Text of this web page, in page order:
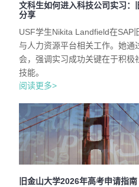
文科生如何进入科技公司实习
分享
USF学生Nikita Landfield在SAP
与人力资源平台相关工作。她
会，强调实习成功关键在于积极
技能。
阅读更多>
旧金山大学2026年高考申请指南